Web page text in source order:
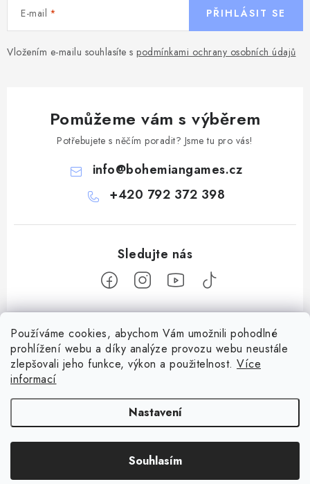
Používáme cookies, abychom Vám umožnili pohodlné
prohlížení webu a díky analýze provozu webu neustále
zlepšovali jeho funkce, výkon a použitelnost. Více
informací
Nastavení
Souhlasím
E-mail
Vložením e-mailu souhlasíte s podmínkami ochrany osobních údajů
PŘIHLÁSIT SE
Pomůžeme vám s výběrem
Potřebujete s něčím poradit? Jsme tu pro vás!
info@bohemiangames.cz
+420 792 372 398
Z
Informace pro vás
Obchodní podmínky
Doprava a platba
Podmínky ochrany osobních údajů
Věrnostní program Staň se bohémem!
Facebook
Copyright 2026Bohemian games. Všechna práva vyhrazena.Upravit
nastavení cookies